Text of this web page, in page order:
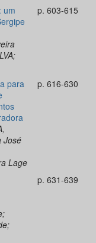
um
p. 603-615
para
José
Lage
p. 616-630
p. 631-639